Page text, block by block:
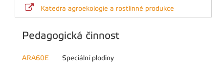
Katedra agroekologie a rostlinné produkce
Pedagogická činnost
ARA60E Speciální plodiny